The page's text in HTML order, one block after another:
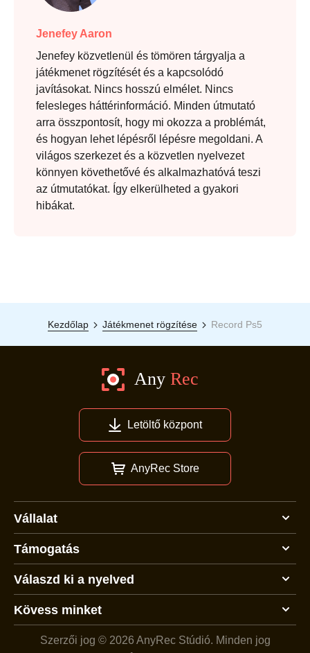
Jenefey Aaron
Jenefey közvetlenül és tömören tárgyalja a
játékmenet rögzítését és a kapcsolódó
javításokat. Nincs hosszú elmélet. Nincs
felesleges háttérinformáció. Minden útmutató
arra összpontosít, hogy mi okozza a problémát,
és hogyan lehet lépésről lépésre megoldani. A
világos szerkezet és a közvetlen nyelvezet
könnyen követhetővé és alkalmazhatóvá teszi
az útmutatókat. Így elkerülheted a gyakori
hibákat.
Kezdőlap Játékmenet rögzítése Record Ps5
Letöltő központ
AnyRec Store
Vállalat
Támogatás
Válaszd ki a nyelved
Kövess minket
Szerzői jog © 2026 AnyRec Stúdió. Minden jog